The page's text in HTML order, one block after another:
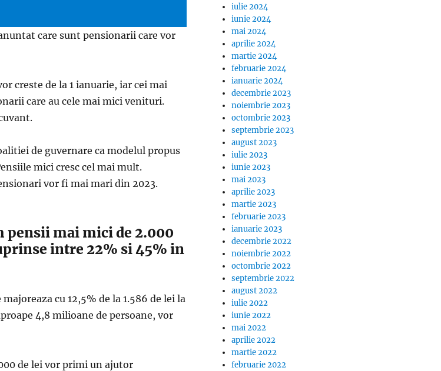
care sunt pensionarii care vor
creste de la 1 ianuarie, iar cei mai
care au cele mai mici venituri.
de guvernare ca modelul propus
mici cresc cel mai mult.
vor fi mai mari din 2023.
pensii mai mici de 2.000
intre 22% si 45% in
cu 12,5% de la 1.586 de lei la
4,8 milioane de persoane, vor
de lei vor primi un ajutor
iulie 2024
iunie 2024
mai 2024
aprilie 2024
martie 2024
februarie 2024
ianuarie 2024
decembrie 2023
noiembrie 2023
octombrie 2023
septembrie 2023
august 2023
iulie 2023
iunie 2023
mai 2023
aprilie 2023
martie 2023
februarie 2023
ianuarie 2023
decembrie 2022
noiembrie 2022
octombrie 2022
septembrie 2022
august 2022
iulie 2022
iunie 2022
mai 2022
aprilie 2022
martie 2022
februarie 2022